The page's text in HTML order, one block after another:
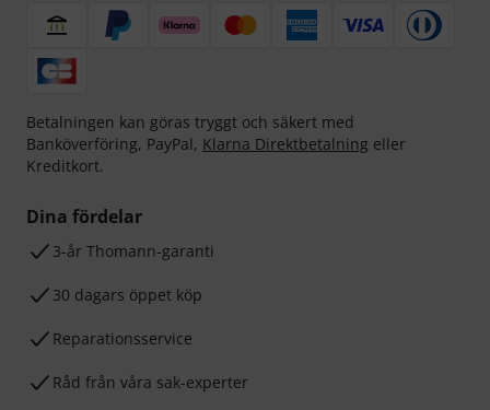
Betalningen kan göras tryggt och säkert med
Banköverföring, PayPal, Klarna Direktbetalning eller
Kreditkort.
Dina fördelar
3-år Thomann-garanti
30 dagars öppet köp
Reparationsservice
Råd från våra sak-experter